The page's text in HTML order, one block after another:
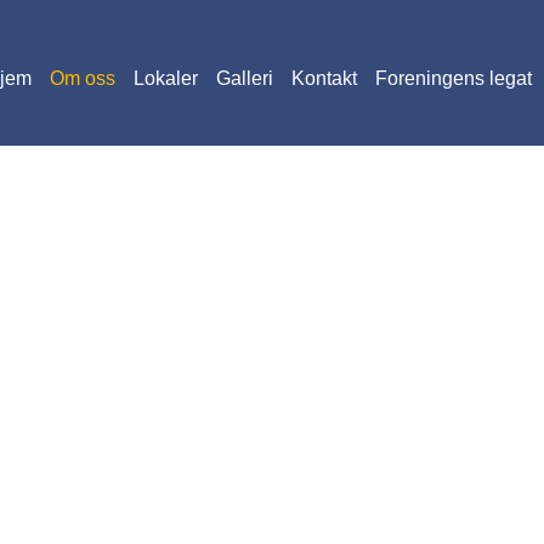
Om oss Lokaler Galleri Kontakt Foreningens legat